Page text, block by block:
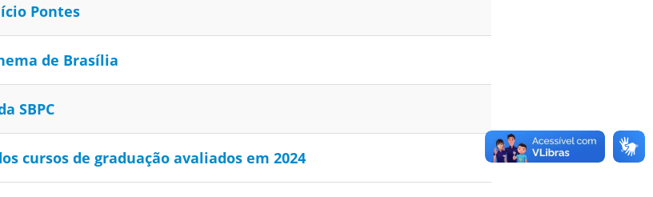
Pontes
de Brasília
SBPC
cursos de graduação avaliados em 2024